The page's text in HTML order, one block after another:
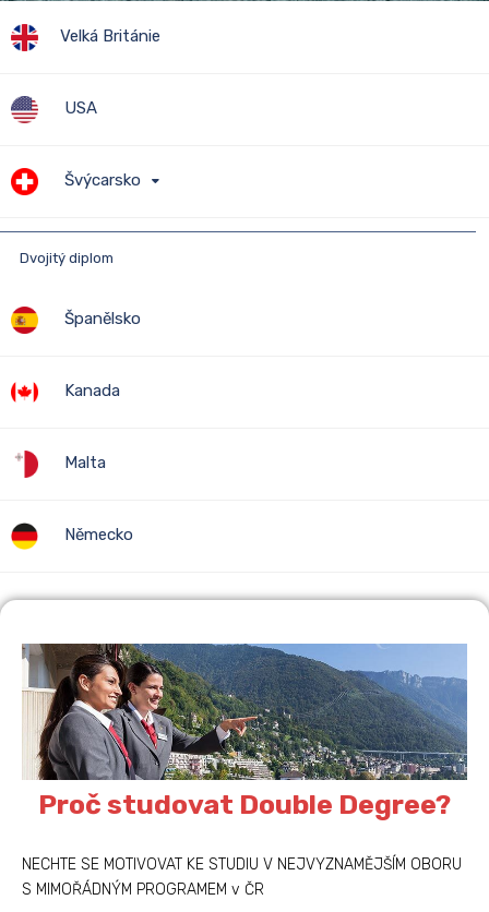
STUDIUM V
Velká Británie
USA
Švýcarsko
Dvojitý diplom
Španělsko
Kanada
Malta
Německo
Proč studovat Double Degree?
NECHTE SE MOTIVOVAT KE STUDIU V NEJVYZNAMĚJŠÍM OBORU
S MIMOŘÁDNÝM PROGRAMEM v ČR